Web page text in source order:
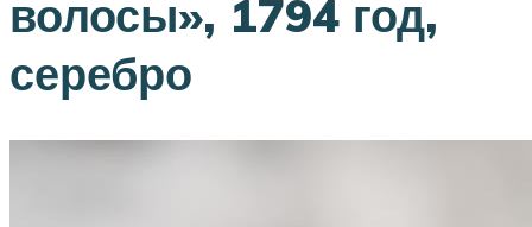
волосы», 1794 год,
серебро